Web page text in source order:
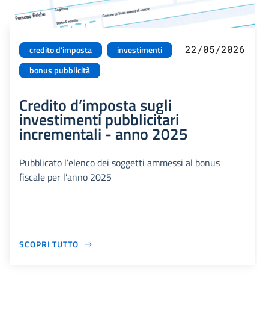
credito d'imposta
investimenti
bonus pubblicità
22/05/2026
Credito d’imposta sugli
investimenti pubblicitari
incrementali - anno 2025
Pubblicato l’elenco dei soggetti ammessi al bonus
fiscale per l’anno 2025
SCOPRI TUTTO